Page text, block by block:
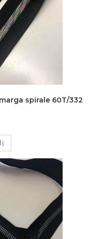
spirale 60T/332